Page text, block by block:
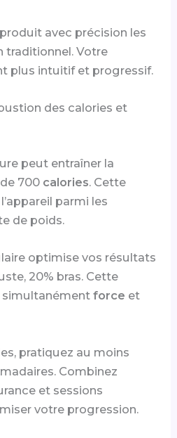
avec précision les
traditionnel. Votre
plus intuitif et progressif.
des calories et
peut entraîner la
700 calories. Cette
parmi les
de poids.
optimise vos résultats
20% bras. Cette
simultanémentforce et
pratiquez au moins
Combinez
et sessions
votre progression.